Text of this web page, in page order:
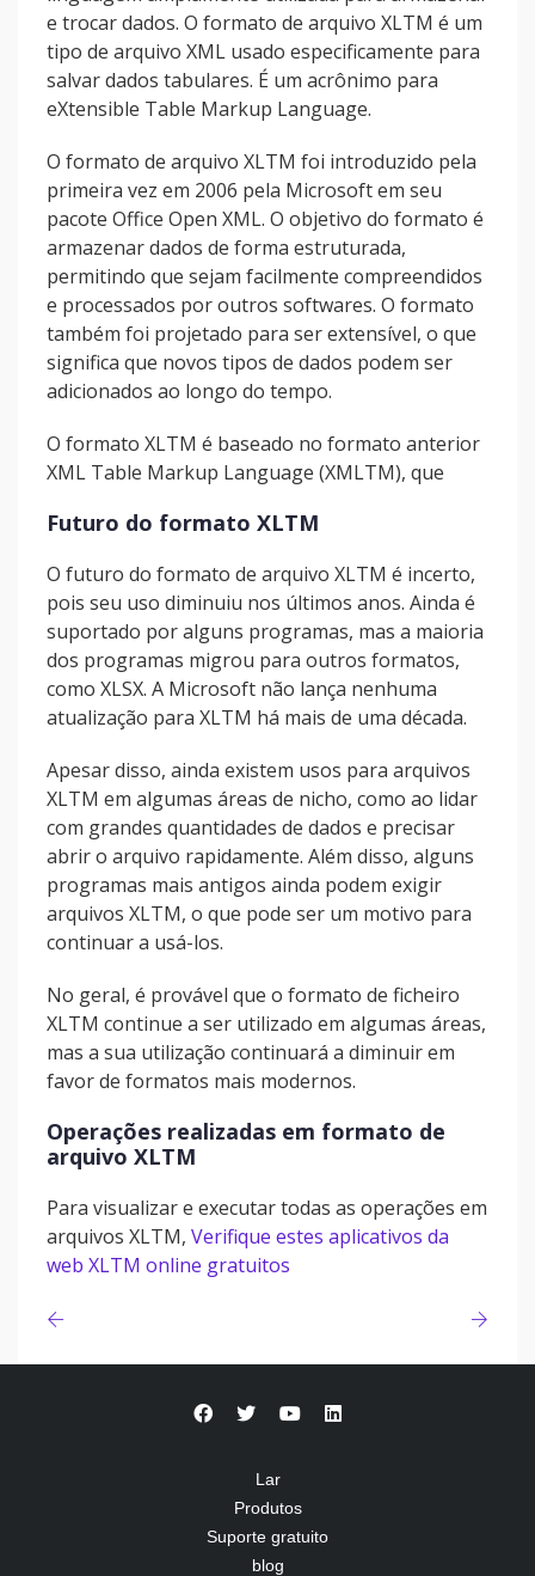
e trocar dados. O formato de arquivo XLTM é um
tipo de arquivo XML usado especificamente para
salvar dados tabulares. É um acrônimo para
eXtensible Table Markup Language.
O formato de arquivo XLTM foi introduzido pela
primeira vez em 2006 pela Microsoft em seu
pacote Office Open XML. O objetivo do formato é
armazenar dados de forma estruturada,
permitindo que sejam facilmente compreendidos
e processados por outros softwares. O formato
também foi projetado para ser extensível, o que
significa que novos tipos de dados podem ser
adicionados ao longo do tempo.
O formato XLTM é baseado no formato anterior
XML Table Markup Language (XMLTM), que
Futuro do formato XLTM
O futuro do formato de arquivo XLTM é incerto,
pois seu uso diminuiu nos últimos anos. Ainda é
suportado por alguns programas, mas a maioria
dos programas migrou para outros formatos,
como XLSX. A Microsoft não lança nenhuma
atualização para XLTM há mais de uma década.
Apesar disso, ainda existem usos para arquivos
XLTM em algumas áreas de nicho, como ao lidar
com grandes quantidades de dados e precisar
abrir o arquivo rapidamente. Além disso, alguns
programas mais antigos ainda podem exigir
arquivos XLTM, o que pode ser um motivo para
continuar a usá-los.
No geral, é provável que o formato de ficheiro
XLTM continue a ser utilizado em algumas áreas,
mas a sua utilização continuará a diminuir em
favor de formatos mais modernos.
Operações realizadas em formato de
arquivo XLTM
Para visualizar e executar todas as operações em
arquivos XLTM, Verifique estes aplicativos da
web XLTM online gratuitos
Lar
Produtos
Suporte gratuito
blog